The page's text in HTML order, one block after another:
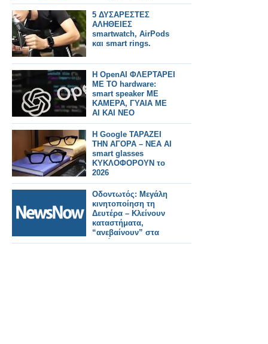
παράνομης χρήσης
του πράσινου
σταυρού από
καταστήματα
HONDOS CENTER
5 ΔΥΣΑΡΕΣΤΕΣ
ΑΛΗΘΕΙΕΣ
smartwatch, AirPods
και smart rings.
Η OpenAI ΦΛΕΡΤΑΡΕΙ
ΜΕ ΤΟ hardware:
smart speaker ΜΕ
ΚΑΜΕΡΑ, ΓΥΑΙΑ ΜΕ
AI ΚΑΙ ΝΕΟ
ΟΙΚΟΣΥΣΤΗΜΑ
Η Google ΤΑΡΑΖΕΙ
ΤΗΝ ΑΓΟΡΑ – ΝΕΑ AI
smart glasses
ΚΥΚΛΟΦΟΡΟΥΝ το
2026
Οδοντωτός: Μεγάλη
κινητοποίηση τη
Δευτέρα – Κλείνουν
καταστήματα,
“ανεβαίνουν” στα
Καλάβρυτα